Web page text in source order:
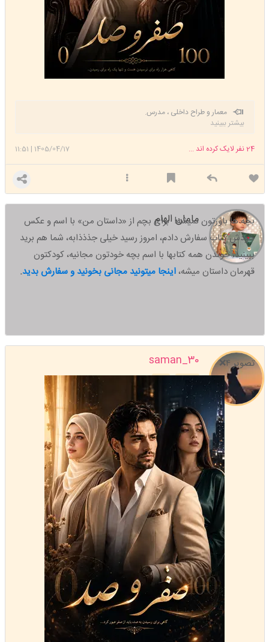
معمار و طراح داخلی ، مدرس.
بیشتر ببینید
1405/04/17
|
11:51 24نفر لایک کرده اند ...
مامان الهام
بچه ها باورتون نمیشه! برای بچم از «داستان من» با اسم و عکس
خودش کتاب سفارش دادم، امروز رسید خیلی جذذذابه، شما هم برید
ببینید،خوندن همه کتابها با اسم بچه خودتون مجانیه، کودکتون
قهرمان داستان میشه،اینجا میتونید مجانی بخونید و سفارش بدید.
saman_30
استارتر
عضویت: 1403/07/25 تعداد پست: 6902
تصویر ۴❌️